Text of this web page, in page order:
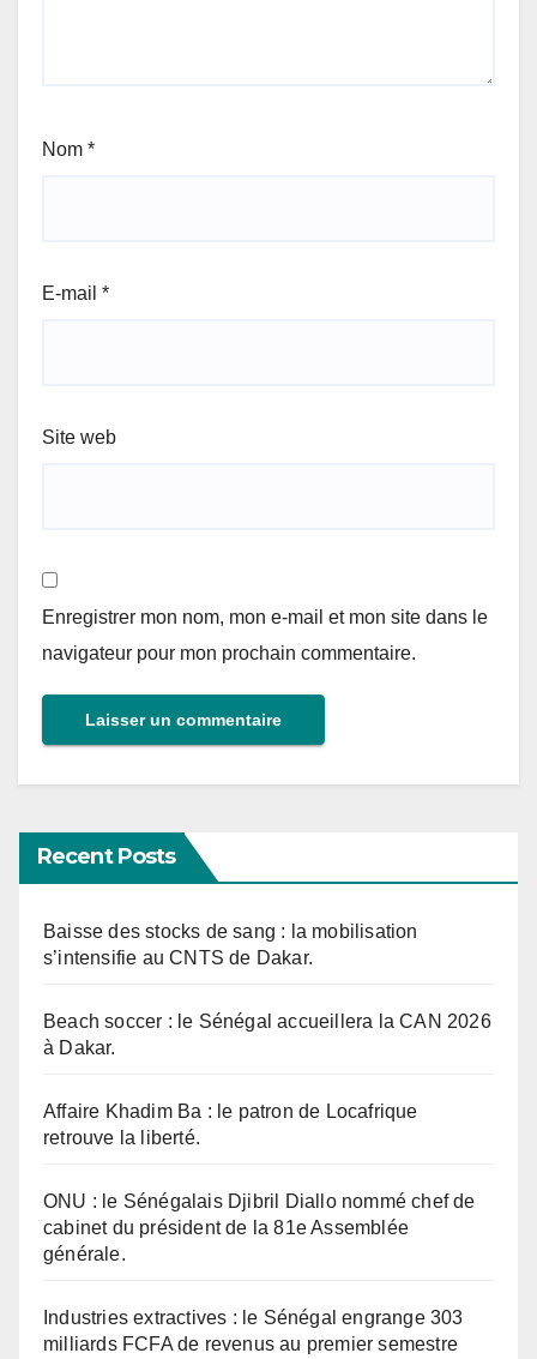
Nom *
E-mail *
Site web
Enregistrer mon nom, mon e-mail et mon site dans le
navigateur pour mon prochain commentaire.
Recent Posts
Baisse des stocks de sang : la mobilisation
s’intensifie au CNTS de Dakar.
Beach soccer : le Sénégal accueillera la CAN 2026
à Dakar.
Affaire Khadim Ba : le patron de Locafrique
retrouve la liberté.
ONU : le Sénégalais Djibril Diallo nommé chef de
cabinet du président de la 81e Assemblée
générale.
Industries extractives : le Sénégal engrange 303
milliards FCFA de revenus au premier semestre